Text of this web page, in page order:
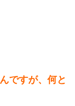
ですが、何と